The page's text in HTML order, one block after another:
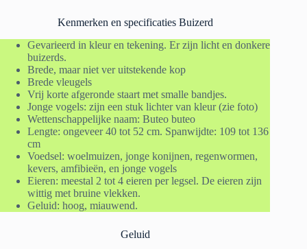
Kenmerken en specificaties Buizerd
Gevarieerd in kleur en tekening. Er zijn licht en donkere
buizerds.
Brede, maar niet ver uitstekende kop
Brede vleugels
Vrij korte afgeronde staart met smalle bandjes.
Jonge vogels: zijn een stuk lichter van kleur (zie foto)
Wettenschappelijke naam: Buteo buteo
Lengte: ongeveer 40 tot 52 cm. Spanwijdte: 109 tot 136
cm
Voedsel: woelmuizen, jonge konijnen, regenwormen,
kevers, amfibieën, en jonge vogels
Eieren: meestal 2 tot 4 eieren per legsel. De eieren zijn
wittig met bruine vlekken.
Geluid: hoog, miauwend.
Geluid